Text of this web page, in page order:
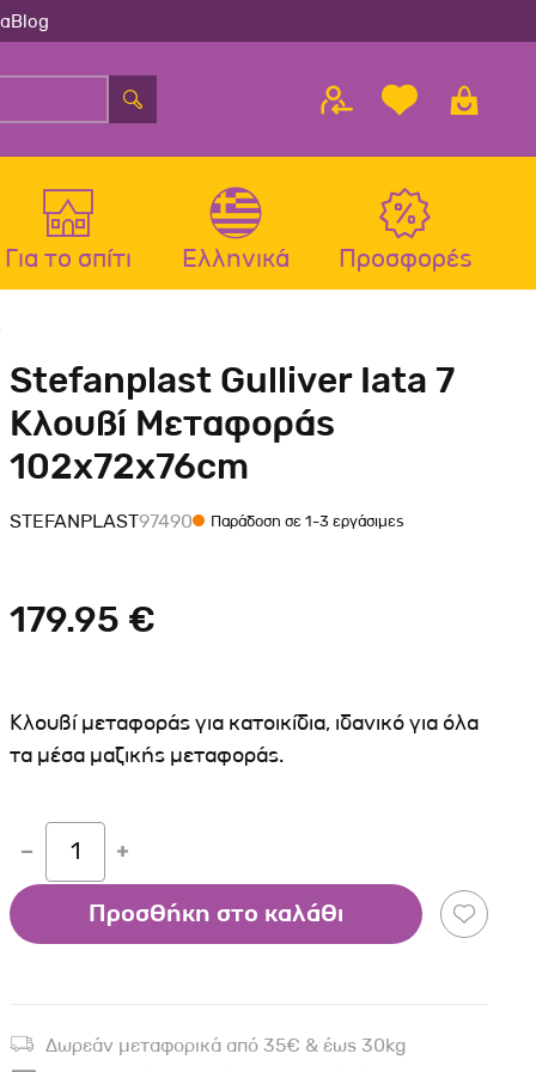
Blog
Μπολ-Ταιστρες-Ποτίστρες Σκύλου
Περιλαίμια Σκύλου
Σαμαράκια Σκύλου
Οδηγοί-Πτυσσόμενοι Οδηγοί
Παιχνίδια Σκύλου
Κουδουνάκια Σκύλου
Μπολ-Ταιστρες-Ποτίστρες Γάτας
Περιλαίμια-Σαμαράκια Γάτας
Παιχνίδια Γάτας
Ονυχοδρόμια Γάτας
Για το σπίτι Ελληνικά Προσφορές
Stefanplast Gulliver Iata 7
Κλουβί Μεταφοράς
102x72x76cm
STEFANPLAST97490 Παράδοση σε 1-3 εργάσιμες
179.95 €
Κλουβί μεταφοράς για κατοικίδια, ιδανικό για όλα
τα μέσα μαζικής μεταφοράς.
1
Προσθήκη στο καλάθι
Δωρεάν μεταφορικά από 35€ & έως 30kg